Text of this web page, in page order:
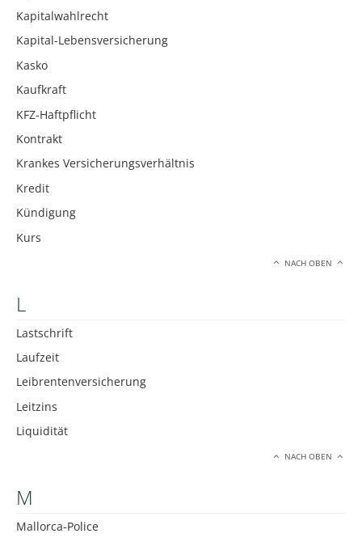
Kapitalwahlrecht
Kapital-Lebensversicherung
Kasko
Kaufkraft
KFZ-Haftpflicht
Kontrakt
Krankes Versicherungsverhältnis
Kredit
Kündigung
Kurs
NACH OBEN
L
Lastschrift
Laufzeit
Leibrentenversicherung
Leitzins
Liquidität
NACH OBEN
M
Mallorca-Police